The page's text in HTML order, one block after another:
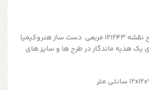
جعبه چوبی هدیه طرح نقشه 121243 مربعی دست ساز هنروکیمیا
یک هدیه ماندگار در طرح ها و سایز های